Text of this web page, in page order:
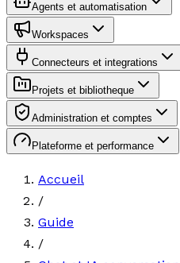
Agents et automatisation
Workspaces
Connecteurs et integrations
Projets et bibliotheque
Administration et comptes
Plateforme et performance
Accueil
/
Guide
/